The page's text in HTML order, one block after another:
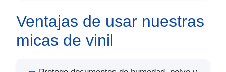
Ventajas de usar nuestras
micas de vinil